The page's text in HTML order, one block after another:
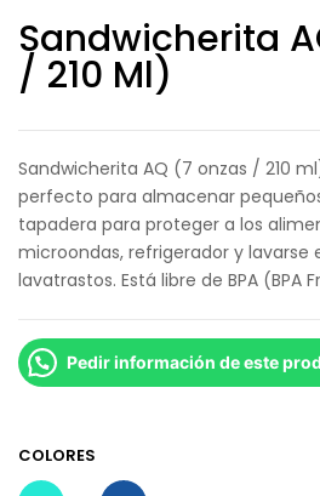
Sandwicherita
/ 210 Ml)
Sandwicherita AQ (7 onzas / 210
perfecto para almacenar
tapadera para proteger a los
microondas, refrigerador y lavarse
lavatrastos. Está libre de BPA (BPA
Pedir información de este
COLORES